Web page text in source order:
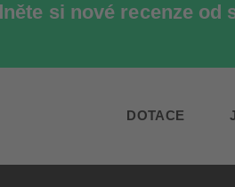
si nové recenze od
DOTACE